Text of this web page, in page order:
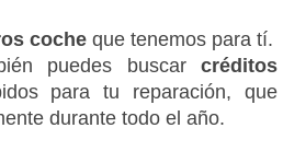
coche que tenemos para tí.
puedes buscar créditos
para tu reparación, que
durante todo el año.